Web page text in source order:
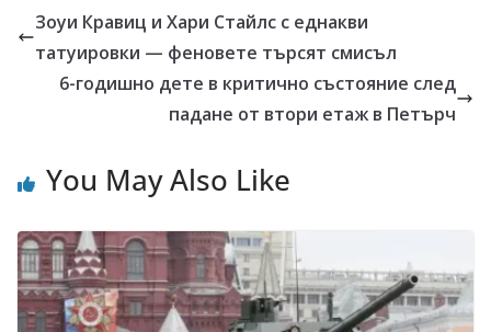
Зоуи Кравиц и Хари Стайлс с еднакви
татуировки — феновете търсят смисъл
6-годишно дете в критично състояние след
падане от втори етаж в Петърч
You May Also Like